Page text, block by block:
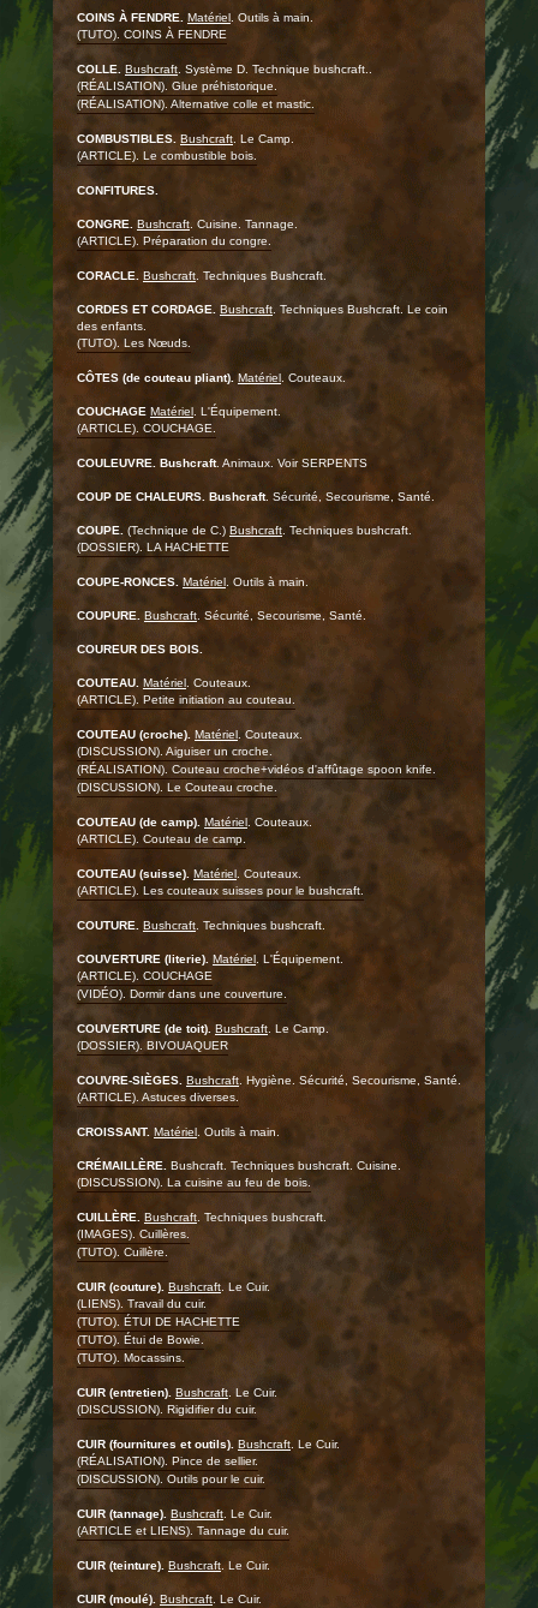
COINS À FENDRE. Matériel . Outils à main.
(TUTO). COINS À FENDRE
COLLE. Bushcraft . Système D. Technique bushcraft..
(RÉALISATION). Glue préhistorique.
(RÉALISATION). Alternative colle et mastic.
COMBUSTIBLES. Bushcraft . Le Camp.
(ARTICLE). Le combustible bois.
CONFITURES.
CONGRE. Bushcraft . Cuisine. Tannage.
(ARTICLE). Préparation du congre.
CORACLE. Bushcraft . Techniques Bushcraft.
CORDES ET CORDAGE. Bushcraft . Techniques Bushcraft. Le coin
des enfants.
(TUTO). Les Nœuds.
CÔTES (de couteau pliant). Matériel . Couteaux.
COUCHAGE Matériel . L'Équipement.
(ARTICLE). COUCHAGE.
COULEUVRE. Bushcraft. Animaux. Voir SERPENTS
COUP DE CHALEURS. Bushcraft. Sécurité, Secourisme, Santé.
COUPE. (Technique de C.) Bushcraft . Techniques bushcraft.
(DOSSIER). LA HACHETTE
COUPE-RONCES. Matériel . Outils à main.
COUPURE. Bushcraft . Sécurité, Secourisme, Santé.
COUREUR DES BOIS.
COUTEAU. Matériel . Couteaux.
(ARTICLE). Petite initiation au couteau.
COUTEAU (croche). Matériel . Couteaux.
(DISCUSSION). Aiguiser un croche.
(RÉALISATION). Couteau croche+vidéos d'affûtage spoon knife.
(DISCUSSION). Le Couteau croche.
COUTEAU (de camp). Matériel . Couteaux.
(ARTICLE). Couteau de camp.
COUTEAU (suisse). Matériel . Couteaux.
(ARTICLE). Les couteaux suisses pour le bushcraft.
COUTURE. Bushcraft . Techniques bushcraft.
COUVERTURE (literie). Matériel . L'Équipement.
(ARTICLE). COUCHAGE
(VIDÉO). Dormir dans une couverture.
COUVERTURE (de toit). Bushcraft . Le Camp.
(DOSSIER). BIVOUAQUER
COUVRE-SIÈGES. Bushcraft . Hygiène. Sécurité, Secourisme, Santé.
(ARTICLE). Astuces diverses.
CROISSANT. Matériel . Outils à main.
CRÉMAILLÈRE. Bushcraft. Techniques bushcraft. Cuisine.
(DISCUSSION). La cuisine au feu de bois.
CUILLÈRE. Bushcraft . Techniques bushcraft.
(IMAGES). Cuillères.
(TUTO). Cuillère.
CUIR (couture). Bushcraft . Le Cuir.
(LIENS). Travail du cuir.
(TUTO). ÉTUI DE HACHETTE
(TUTO). Étui de Bowie.
(TUTO). Mocassins.
CUIR (entretien). Bushcraft . Le Cuir.
(DISCUSSION). Rigidifier du cuir.
CUIR (fournitures et outils). Bushcraft . Le Cuir.
(RÉALISATION). Pince de sellier.
(DISCUSSION). Outils pour le cuir.
CUIR (tannage). Bushcraft . Le Cuir.
(ARTICLE et LIENS). Tannage du cuir.
CUIR (teinture). Bushcraft. Le Cuir.
CUIR (moulé). Bushcraft . Le Cuir.